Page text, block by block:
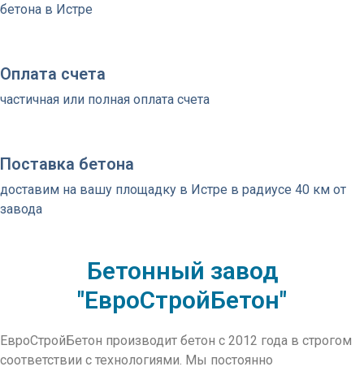
бетона в Истре
Оплата счета
частичная или полная оплата счета
Поставка бетона
доставим на вашу площадку в Истре в радиусе 40 км от
завода
Бетонный завод
"ЕвроСтройБетон"
ЕвроСтройБетон производит бетон с 2012 года в строгом
соответствии с технологиями. Мы постоянно